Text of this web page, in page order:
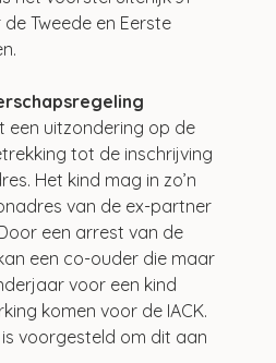
Tweede en Eerste
uitzondering op de
tot de inschrijving
Het kind mag in zo’n
van de ex-partner
een arrest van de
een co-ouder die maar
voor een kind
komen voor de IACK.
voorgesteld om dit aan